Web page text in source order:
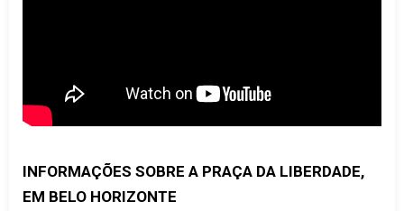
INFORMAÇÕES SOBRE A PRAÇA DA LIBERDADE,
EM BELO HORIZONTE